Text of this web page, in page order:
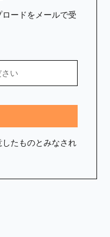
ードをメールで受
たものとみなされ